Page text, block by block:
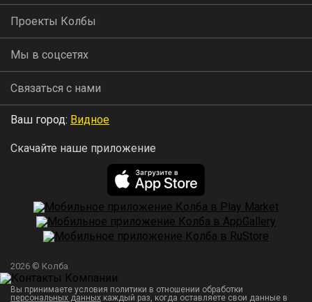
Проекты Колбы
Мы в соцсетях
Связаться с нами
Ваш город: Видное
Скачайте наше приложение
2026 © Колба
Вы принимаете условия политики в отношении обработки
персональных данных каждый раз, когда оставляете свои данные в